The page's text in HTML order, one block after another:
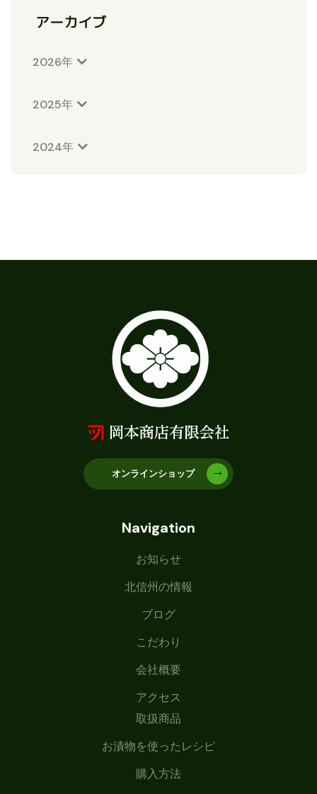
アーカイブ
2026年
2025年
2024年
オンラインショップ
Navigation
お知らせ
北信州の情報
ブログ
こだわり
会社概要
アクセス
取扱商品
お漬物を使ったレシピ
購入方法